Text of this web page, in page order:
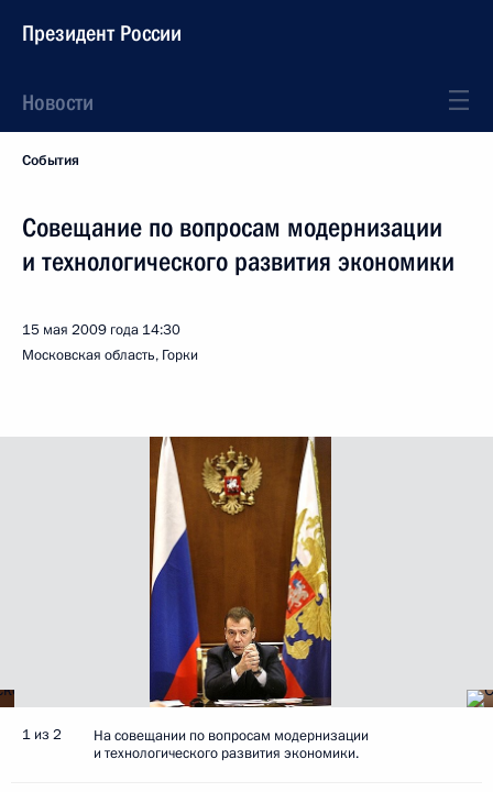
Президент России
Новости
События
Совещание по вопросам модернизации
и технологического развития экономики
15 мая 2009 года 14:30
Московская область, Горки
1 из 2
На совещании по вопросам модернизации
и технологического развития экономики.